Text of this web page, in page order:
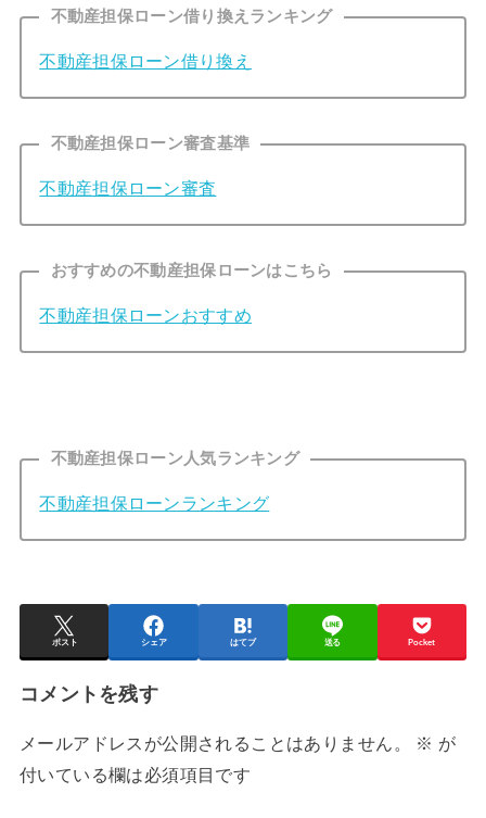
不動産担保ローン借り換えランキング
不動産担保ローン借り換え
不動産担保ローン審査基準
不動産担保ローン審査
おすすめの不動産担保ローンはこちら
不動産担保ローンおすすめ
不動産担保ローン人気ランキング
不動産担保ローンランキング
ポスト シェア はてブ 送る Pocket
コメントを残す
メールアドレスが公開されることはありません。 ※ が
付いている欄は必須項目です